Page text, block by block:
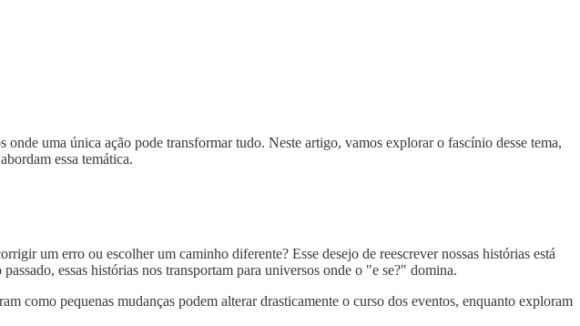
uma única ação pode transformar tudo. Neste artigo, vamos explorar o fascínio desse tema,
essa temática.
um erro ou escolher um caminho diferente? Esse desejo de reescrever nossas histórias está
essas histórias nos transportam para universos onde o "e se?" domina.
como pequenas mudanças podem alterar drasticamente o curso dos eventos, enquanto exploram